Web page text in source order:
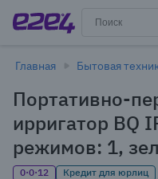
Главная Бытовая
Портативно-
ирригатор BQ
режимов: 1,
0·0·12
Кредит для юрлиц